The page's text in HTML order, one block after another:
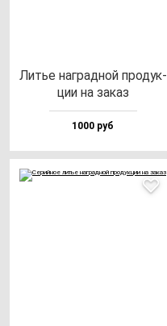
Литье наг­рад­ной про­дук­
ции на за­каз
1000 руб